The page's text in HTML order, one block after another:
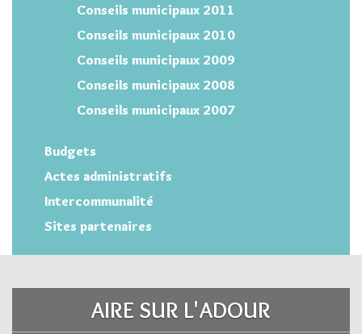
Conseils municipaux 2011
Conseils municipaux 2010
Conseils municipaux 2009
Conseils municipaux 2008
Conseils municipaux 2007
Budgets
Actes administratifs
Intercommunalité
Sites partenaires
AIRE SUR L'ADOUR